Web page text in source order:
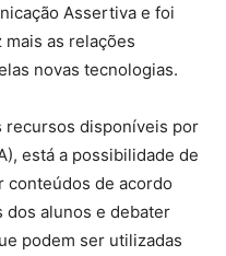
Assertiva e foi
as relações
novas tecnologias.
recursos disponíveis por
está a possibilidade de
conteúdos de acordo
dos alunos e debater
podem ser utilizadas